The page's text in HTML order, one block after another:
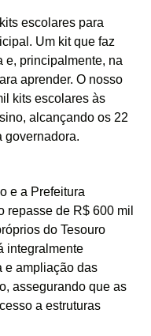
escolares para
Um kit que faz
e, principalmente, na
aprender. O nosso
kits escolares às
alcançando os 22
governadora.
e a Prefeitura
repasse de R$ 600 mil
do Tesouro
integralmente
e ampliação das
assegurando que as
a estruturas